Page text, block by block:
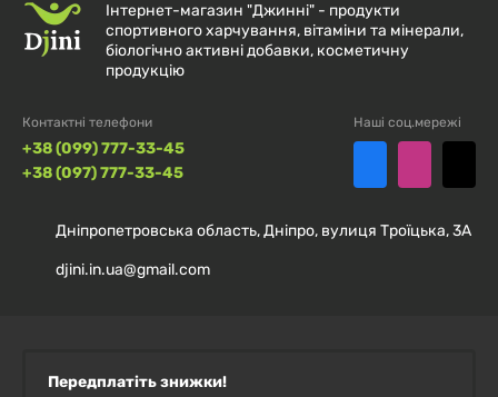
Інтернет-магазин "Джинні" - продукти
спортивного харчування, вітаміни та мінерали,
біологічно активні добавки, косметичну
продукцію
Контактні телефони
+38 (099) 777-33-45
+38 (097) 777-33-45
Наші соц.мережі
Дніпропетровська область, Дніпро, вулиця Троїцька, 3А
djini.in.ua@gmail.com
Передплатіть знижки!